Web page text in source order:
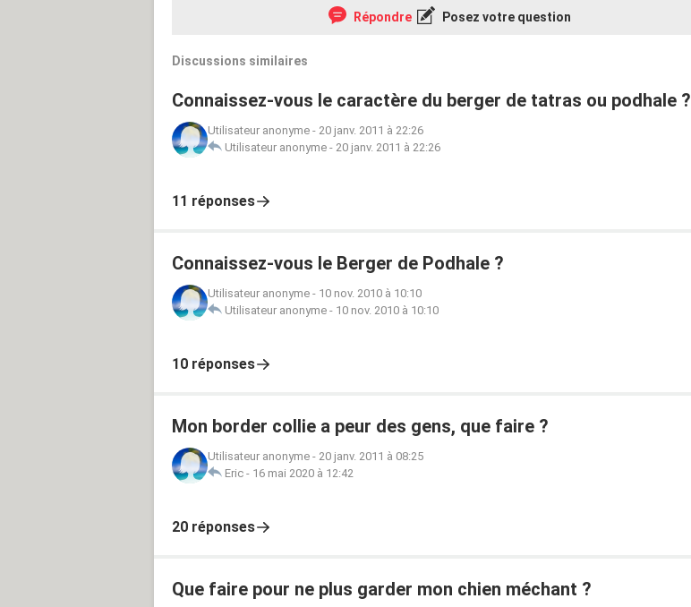
Répondre Posez votre question
Discussions similaires
Connaissez-vous le caractère du berger de tatras ou podhale ?
Utilisateur anonyme - 20 janv. 2011 à 22:26
Utilisateur anonyme - 20 janv. 2011 à 22:26
11 réponses
Connaissez-vous le Berger de Podhale ?
Utilisateur anonyme - 10 nov. 2010 à 10:10
Utilisateur anonyme - 10 nov. 2010 à 10:10
10 réponses
Mon border collie a peur des gens, que faire ?
Utilisateur anonyme - 20 janv. 2011 à 08:25
Eric - 16 mai 2020 à 12:42
20 réponses
Que faire pour ne plus garder mon chien méchant ?